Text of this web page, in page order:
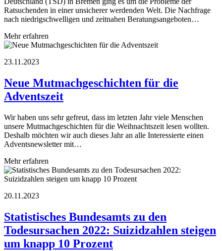
Ratsuchenden in einer unsicherer werdenden Welt. Die Nachfrage
nach niedrigschwelligen und zeitnahen Beratungsangeboten…
Mehr erfahren
23.11.2023
Neue Mutmachgeschichten für die
Adventszeit
Wir haben uns sehr gefreut, dass im letzten Jahr viele Menschen
unsere Mutmachgeschichten für die Weihnachtszeit lesen wollten.
Deshalb möchten wir auch dieses Jahr an alle Interessierte einen
Adventsnewsletter mit…
Mehr erfahren
20.11.2023
Statistisches Bundesamts zu den
Todesursachen 2022: Suizidzahlen steigen
um knapp 10 Prozent